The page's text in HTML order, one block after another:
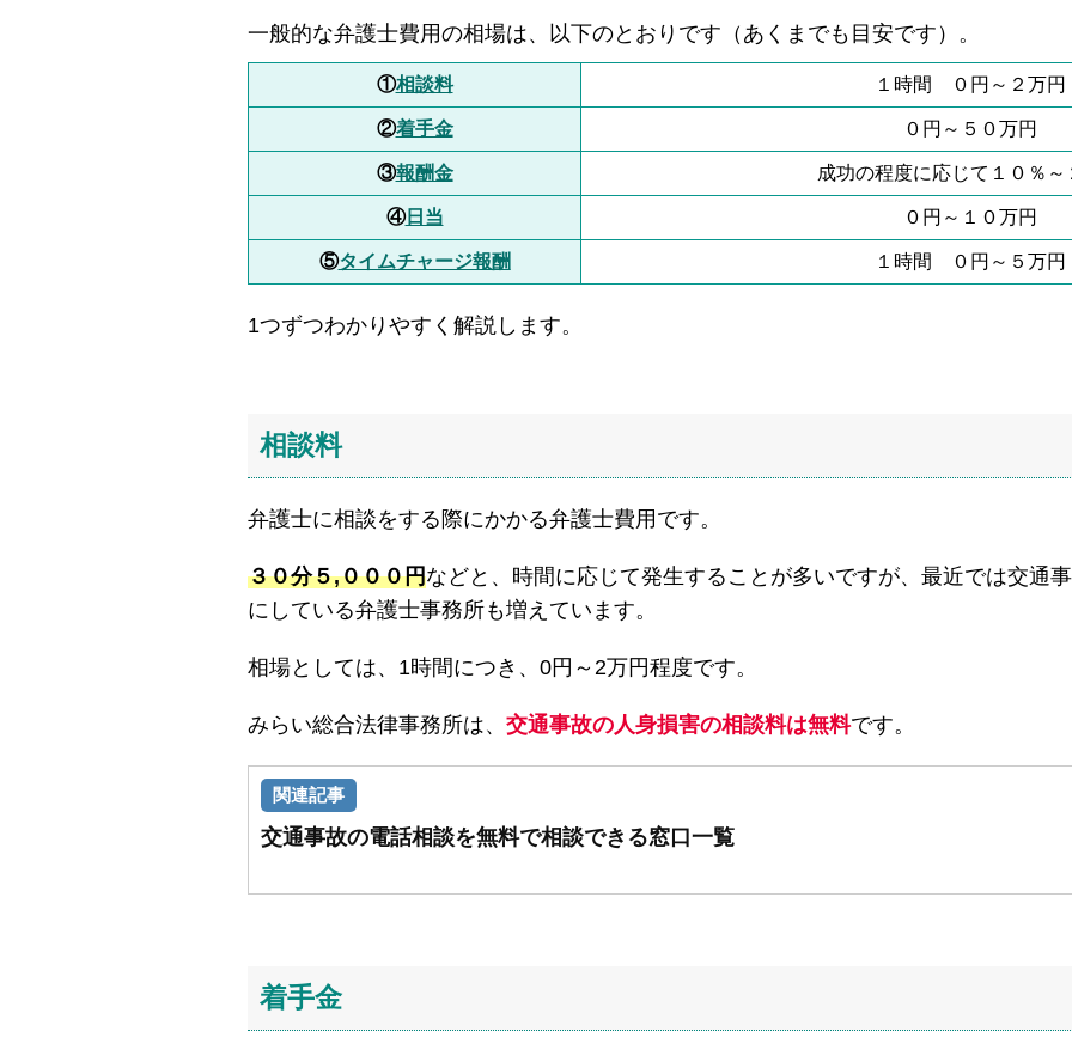
一般的な弁護士費用の相場は、以下のとおりです（あくまでも目安です）。
①相談料 １時間 ０円～２万円
②着手金 ０円～５０万円
③報酬金 成功の程度に応じて１０％～
④日当 ０円～１０万円
⑤タイムチャージ報酬 １時間 ０円～５万円
1つずつわかりやすく解説します。
相談料
弁護士に相談をする際にかかる弁護士費用です。
３０分５,０００円などと、時間に応じて発生することが多いですが、最近では交通
にしている弁護士事務所も増えています。
相場としては、1時間につき、0円～2万円程度です。
みらい総合法律事務所は、 交通事故の人身損害の相談料は無料です。
交通事故の電話相談を無料で相談できる窓口一覧
着手金